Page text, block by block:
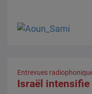
Entrevues
Israël intensifie